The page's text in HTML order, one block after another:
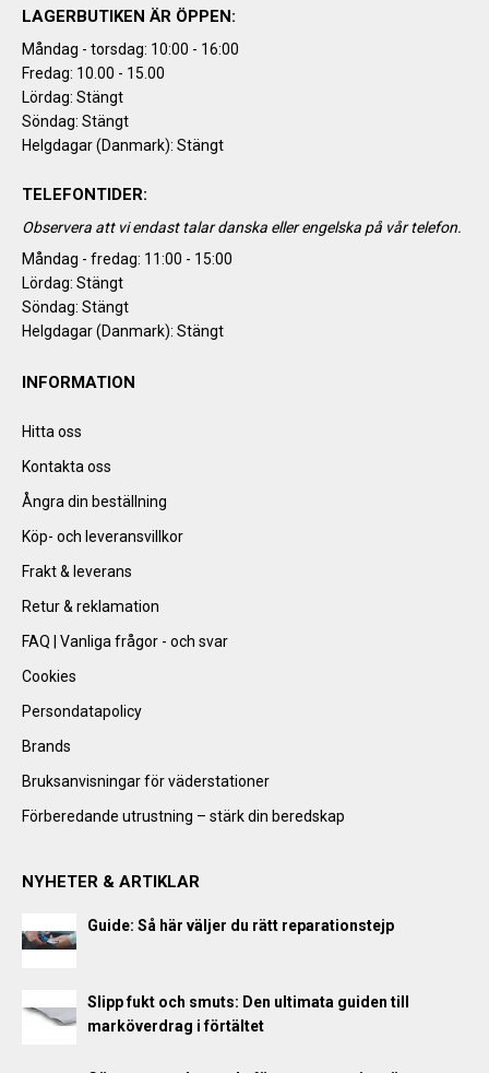
LAGERBUTIKEN ÄR ÖPPEN:
Måndag - torsdag: 10:00 - 16:00
Fredag: 10.00 - 15.00
Lördag: Stängt
Söndag: Stängt
Helgdagar (Danmark): Stängt
TELEFONTIDER:
Observera att vi endast talar danska eller engelska på vår telefon.
Måndag - fredag: 11:00 - 15:00
Lördag: Stängt
Söndag: Stängt
Helgdagar (Danmark): Stängt
INFORMATION
Hitta oss
Kontakta oss
Ångra din beställning
Köp- och leveransvillkor
Frakt & leverans
Retur & reklamation
FAQ | Vanliga frågor - och svar
Cookies
Persondatapolicy
Brands
Bruksanvisningar för väderstationer
Förberedande utrustning – stärk din beredskap
NYHETER & ARTIKLAR
Guide: Så här väljer du rätt reparationstejp
Slipp fukt och smuts: Den ultimata guiden till
marköverdrag i förtältet